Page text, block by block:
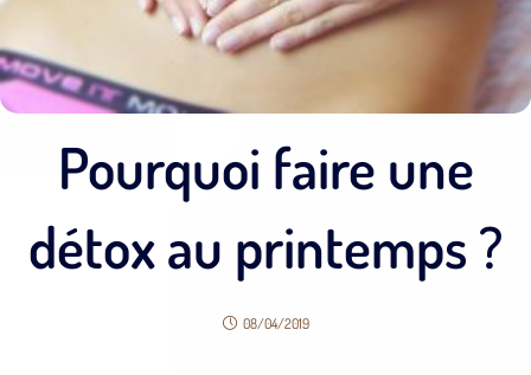
Pourquoi faire une
détox au printemps ?
08/04/2019